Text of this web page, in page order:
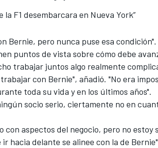
la F1 desembarcara en Nueva York”
Bernie, pero nunca puse esa condición".
puntos de vista sobre cómo debe
trabajar juntos algo realmente
con Bernie", añadió. "No era
toda su vida y en los últimos años".
socio serio, ciertamente no en
con aspectos del negocio, pero no estoy
hacia delante se alinee con la de